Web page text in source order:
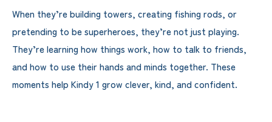
When they’re building towers, creating fishing rods, or
pretending to be superheroes, they’re not just playing.
They’re learning how things work, how to talk to friends,
and how to use their hands and minds together. These
moments help Kindy 1 grow clever, kind, and confident.